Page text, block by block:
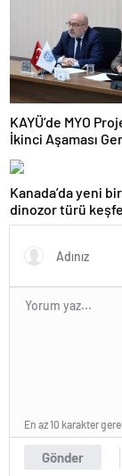
KAYÜ’de MYO
İkinci Aşaması
Kanada’da yeni bir
dinozor türü
Gönder
En az 10 karakter